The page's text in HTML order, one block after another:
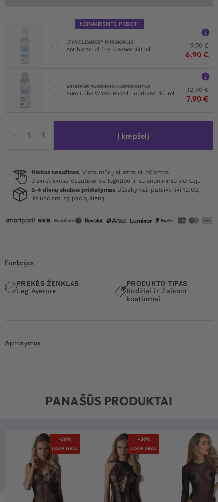
NEPAMIRŠKITE PRIDĖTI
„TOYCLEANER“ PURŠKIKLIS
Antibacterial Toy Cleaner 150 ml
9.90€
6.90 €
VANDENS PAGRINDO LUBRIKANTAS
Pure Lube Water-Based Lubricant 150 ml
12.90€
7.90 €
kiekis:
Bodysuit
Snap
Crotch
Panty
Į krepšelį
Niekas nesužinos, Visos mūsų siuntos siunčiamos
diskretiškose dėžutėse be logotipo ir su anoniminiu siuntėju.
2-4 dienų skubus pristatymas Užsakymai, pateikti iki 12:00,
išsiunčiami tą pačią dieną..
Funkcijos
PREKĖS ŽENKLAS
Leg Avenue
PRODUKTO TIPAS
Bodžiai ir Žaismo
kostiumai
Aprašymas
PANAŠŪS PRODUKTAI
-30%
LOVE DEAL
-30%
LOVE DEAL